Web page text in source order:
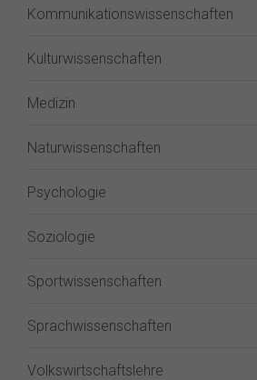
Kommunikationswissenschaften
Kulturwissenschaften
Medizin
Naturwissenschaften
Psychologie
Soziologie
Sportwissenschaften
Sprachwissenschaften
Volkswirtschaftslehre